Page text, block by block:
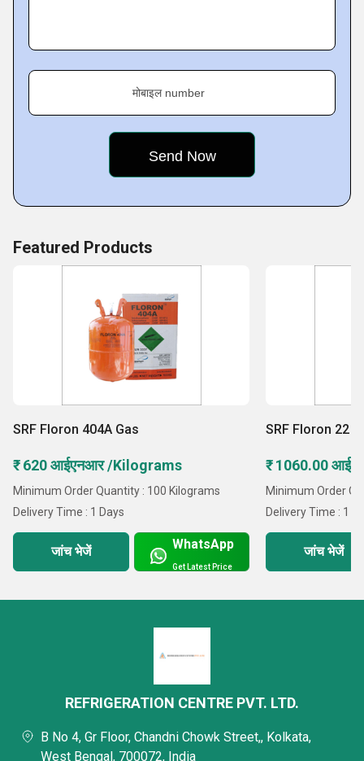
मोबाइल number
Featured Products
SRF Floron 404A Gas
₹ 620 आईएनआर /Kilograms
Minimum Order Quantity : 100 Kilograms
Delivery Time : 1 Days
जांच भेजें WhatsApp
Get Latest Price
SRF Floron 22
₹ 1060.00
Minimum Order
Delivery Time : 1
जांच भेजें
REFRIGERATION CENTRE PVT. LTD.
B No 4, Gr Floor, Chandni Chowk Street,, Kolkata,
West Bengal, 700072, India